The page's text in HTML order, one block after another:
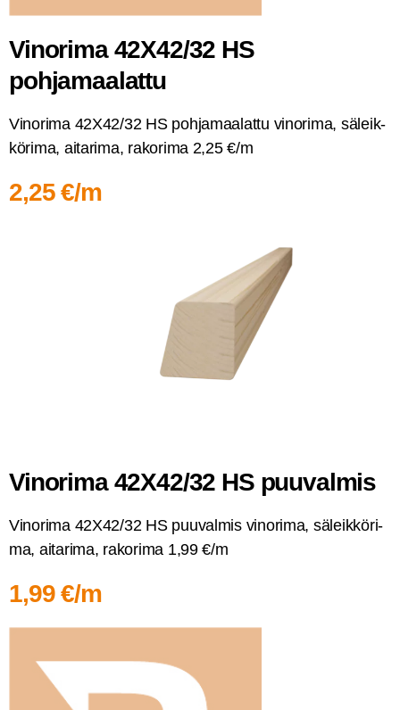
Vino­ri­ma 42X42/32 HS
pohjamaalattu
Vino­ri­ma 42X42/32 HS poh­ja­maa­lat­tu vino­ri­ma, säleik­
kö­ri­ma, aita­ri­ma, rako­ri­ma 2,25 €/m
2,25 €/m
Vino­ri­ma 42X42/32 HS puuvalmis
Vino­ri­ma 42X42/32 HS puu­val­mis vino­ri­ma, säleik­kö­ri­
ma, aita­ri­ma, rako­ri­ma 1,99 €/m
1,99 €/m